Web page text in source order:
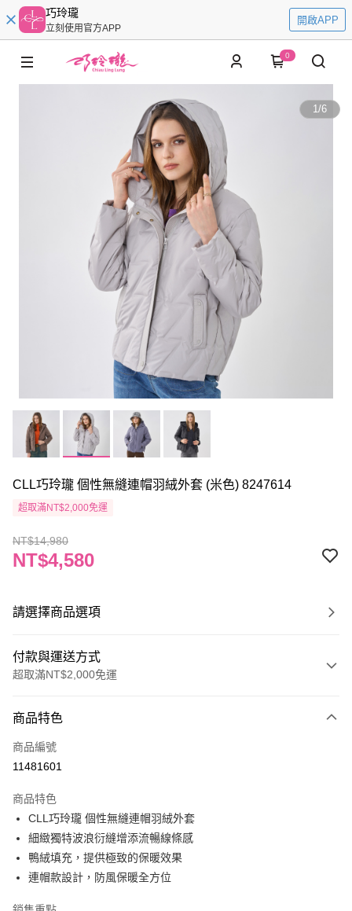
巧玲瓏
立刻使用官方APP
開啟APP
0
1/6
CLL巧玲瓏 個性無縫連帽羽絨外套 (米色) 8247614
超取滿NT$2,000免運
NT$14,980
NT$4,580
請選擇商品選項
付款與運送方式
超取滿NT$2,000免運
信用卡一次付款
信用卡分期付款
合作金庫商業銀行
華南商業銀行
彰化商業銀行
上海商業儲蓄銀行
台北富邦商業銀行
國泰世華商業銀行
臺灣中小企業銀行
聯邦商業銀行
超商取貨付款
LINE Pay
Apple Pay
商品特色
商品編號
11481601
商品特色
CLL巧玲瓏 個性無縫連帽羽絨外套
細緻獨特波浪衍縫增添流暢線條感
鴨絨填充，提供極致的保暖效果
連帽款設計，防風保暖全方位